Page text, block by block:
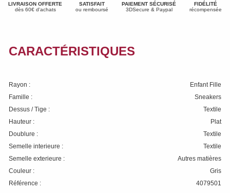
LIVRAISON OFFERTE
dès 60€ d'achats
SATISFAIT
ou remboursé
PAIEMENT SÉCURISÉ
3DSecure & Paypal
FIDÉLITÉ
récompensée
CARACTÉRISTIQUES
Rayon :
Enfant Fille
Famille :
Sneakers
Dessus / Tige :
Textile
Hauteur :
Plat
Doublure :
Textile
Semelle interieure :
Textile
Semelle exterieure :
Autres matières
Couleur :
Gris
Référence :
4079501